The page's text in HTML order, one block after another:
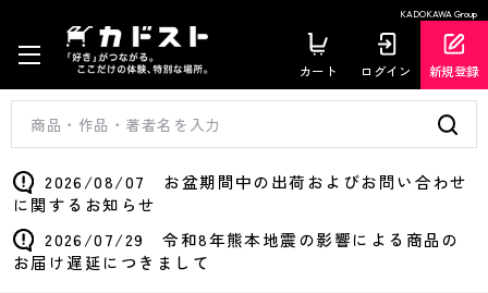
KADOKAWA Group
カート ログイン 新規登録
2026/08/07 お盆期間中の出荷およびお問い合わせ
に関するお知らせ
2026/07/29 令和8年熊本地震の影響による商品の
お届け遅延につきまして